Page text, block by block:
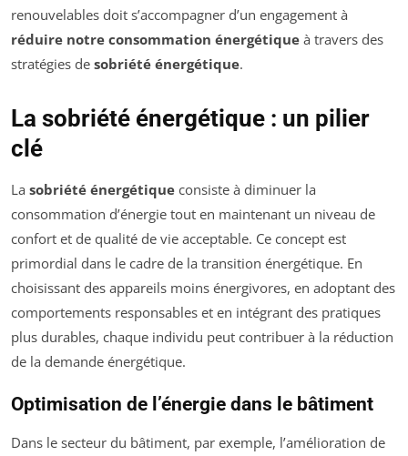
renouvelables doit s’accompagner d’un engagement à
réduire notre consommation énergétique à travers des
stratégies de sobriété énergétique.
La sobriété énergétique : un pilier
clé
La sobriété énergétique consiste à diminuer la
consommation d’énergie tout en maintenant un niveau de
confort et de qualité de vie acceptable. Ce concept est
primordial dans le cadre de la transition énergétique. En
choisissant des appareils moins énergivores, en adoptant des
comportements responsables et en intégrant des pratiques
plus durables, chaque individu peut contribuer à la réduction
de la demande énergétique.
Optimisation de l’énergie dans le bâtiment
Dans le secteur du bâtiment, par exemple, l’amélioration de